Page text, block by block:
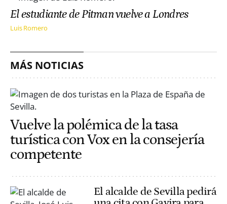
El estudiante de Pitman vuelve a Londres
Luis Romero
MÁS NOTICIAS
Vuelve la polémica de la tasa
turística con Vox en la consejería
competente
El alcalde de Sevilla pedirá